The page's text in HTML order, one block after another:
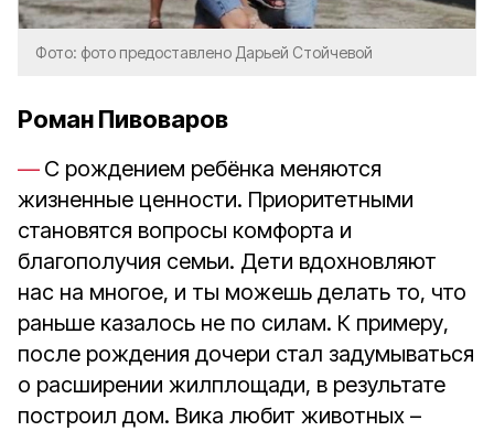
Фото: фото предоставлено Дарьей Стойчевой
Роман Пивоваров
С рождением ребёнка меняются
жизненные ценности. Приоритетными
становятся вопросы комфорта и
благополучия семьи. Дети вдохновляют
нас на многое, и ты можешь делать то, что
раньше казалось не по силам. К примеру,
после рождения дочери стал задумываться
о расширении жилплощади, в результате
построил дом. Вика любит животных –